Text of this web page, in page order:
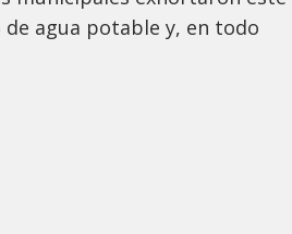
agua potable y, en todo